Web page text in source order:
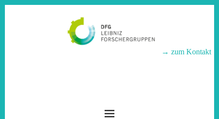
→ zum Kontakt